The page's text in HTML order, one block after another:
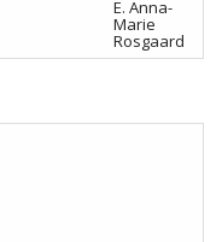
E. Anna-
Marie
Rosgaard